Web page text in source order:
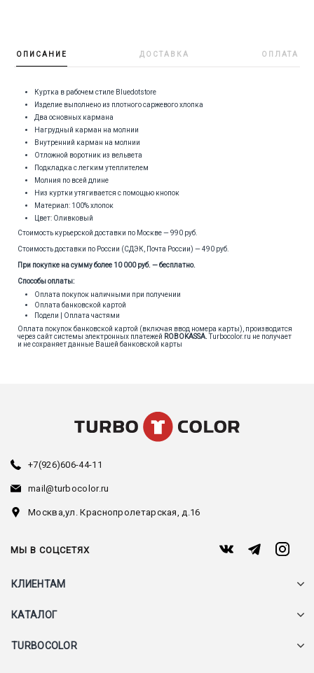
ОПИСАНИЕ ДОСТАВКА ОПЛАТА
Куртка в рабочем стиле Bluedotstore
Изделие выполнено из плотного саржевого хлопка
Два основных кармана
Нагрудный карман на молнии
Внутренний карман на молнии
Отложной воротник из вельвета
Подкладка с легким утеплителем
Молния по всей длине
Низ куртки утягивается с помощью кнопок
Материал: 100% хлопок
Цвет: Оливковый
Стоимость курьерской доставки по Москве — 990 руб.
Стоимость доставки по России (СДЭК, Почта России) — 490 руб.
При покупке на сумму более 10 000 руб. — бесплатно.
Способы оплаты:
Оплата покупок наличными при получении
Оплата банковской картой
Подели | Оплата частями
Оплата покупок банковской картой (включая ввод номера карты), производится
через сайт системы электронных платежей ROBOKASSA.Turbocolor.ru не получает
и не сохраняет данные Вашей банковской карты
+7(926)606-44-11
mail@turbocolor.ru
Москва,ул. Краснопролетарская, д.16
МЫ В СОЦСЕТЯХ
КЛИЕНТАМ
КАТАЛОГ
TURBOCOLOR